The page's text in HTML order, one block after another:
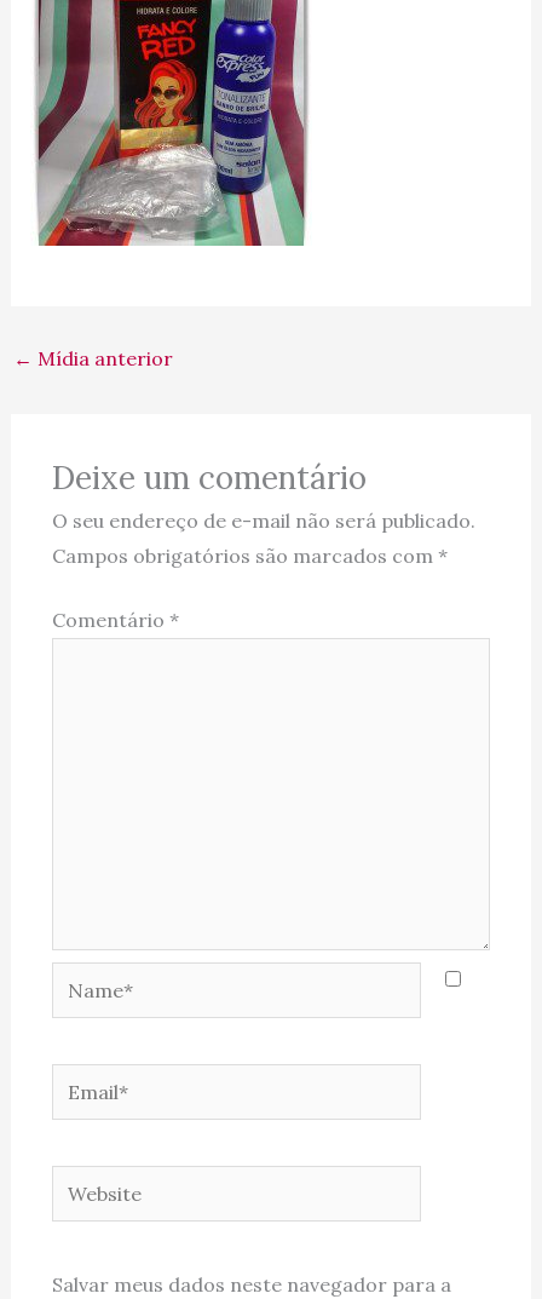
← Mídia anterior
Deixe um comentário
O seu endereço de e-mail não será publicado.
Campos obrigatórios são marcados com *
Comentário *
Name*
Email*
Website
Salvar meus dados neste navegador para a